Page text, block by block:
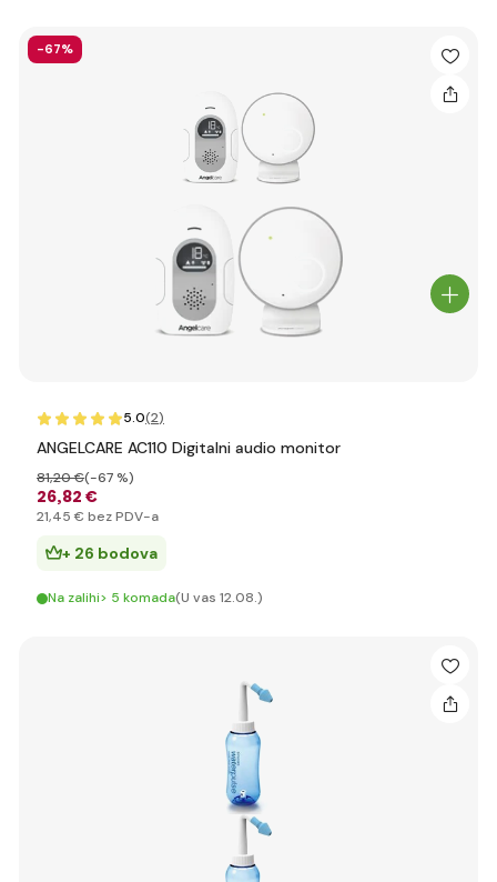
-67%
5.0(2)
ANGELCARE AC110 Digitalni audio monitor
26,82 €
81,20 €(-67 %)
21,45 € bez PDV-a
+ 26 bodova
Na zalihi> 5 komada(U vas 12.08.)